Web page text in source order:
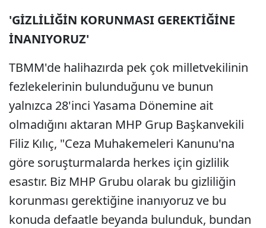
'GİZLİLİĞİN KORUNMASI GEREKTİĞİNE
İNANIYORUZ'
TBMM'de halihazırda pek çok milletvekilinin
fezlekelerinin bulunduğunu ve bunun
yalnızca 28'inci Yasama Dönemine ait
olmadığını aktaran MHP Grup Başkanvekili
Filiz Kılıç, "Ceza Muhakemeleri Kanunu'na
göre soruşturmalarda herkes için gizlilik
esastır. Biz MHP Grubu olarak bu gizliliğin
korunması gerektiğine inanıyoruz ve bu
konuda defaatle beyanda bulunduk, bundan